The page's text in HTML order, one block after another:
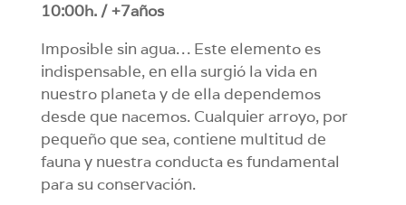
10:00h. / +7años
Imposible sin agua… Este elemento es
indispensable, en ella surgió la vida en
nuestro planeta y de ella dependemos
desde que nacemos. Cualquier arroyo, por
pequeño que sea, contiene multitud de
fauna y nuestra conducta es fundamental
para su conservación.